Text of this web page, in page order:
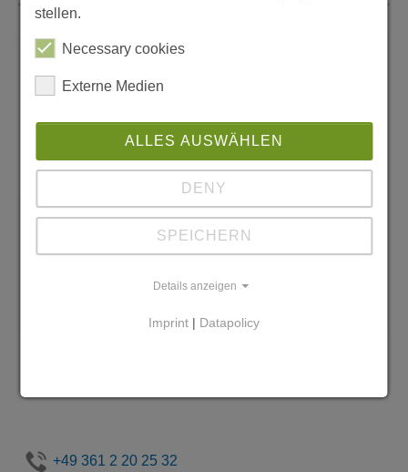
+49 361 2 20 25 32
stellen.
Necessary cookies
Externe Medien
ALLES AUSWÄHLEN
DENY
SPEICHERN
Details anzeigen
Imprint | Datapolicy